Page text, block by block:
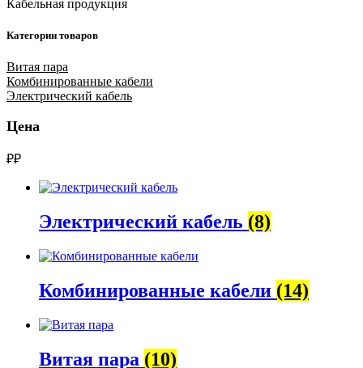
Кабельная продукция
Категории товаров
Витая пара
Комбинированные кабели
Электрический кабель
Цена
₽₽
Электрический кабель (8)
Комбинированные кабели (14)
Витая пара (10)